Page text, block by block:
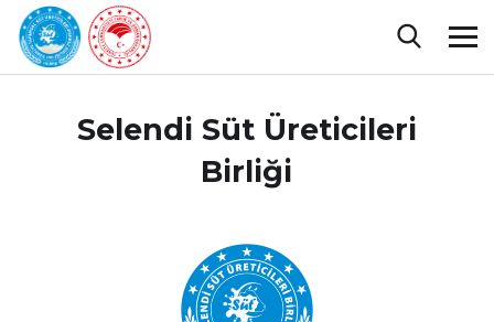
Selendi Süt Üreticileri
Birliği